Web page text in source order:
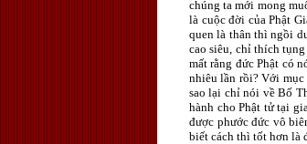
chúng ta mới mong
là cuộc đời của Phật
quen là thân thì ngồi
cao siêu, chỉ thích
mất rằng đức Phật có
nhiêu lần rồi? Với
sao lại chỉ nói về Bố
hành cho Phật tử tại
được phước đức vô
biết cách thì tốt hơn là